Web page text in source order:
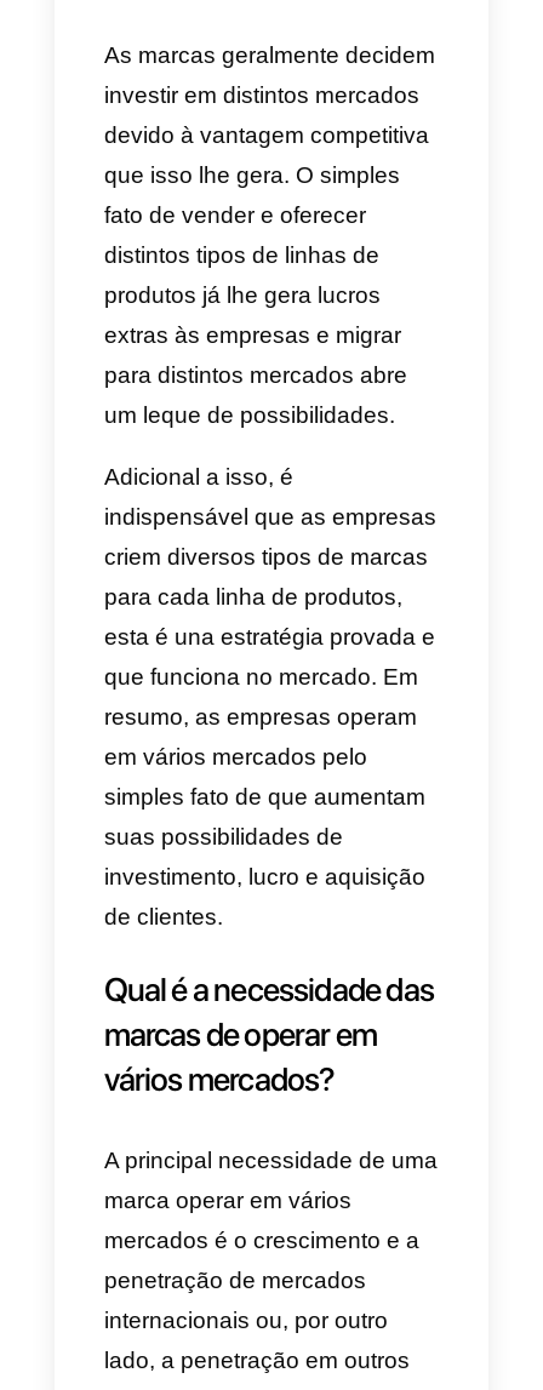
Devido a essas diferentes
razões a gente decidiu
compartilhar com você uma
forma muito interessante sobre
multimarca que opera em
vários mercados pode
centralizar as mensagens de
várias contas do WhatsApp,
Facebook Messenger,
Instagram Direct e Telegram
Por que as marcas operam em
vários mercados?
As marcas geralmente decidem
investir em distintos mercados
devido à vantagem competitiva
que isso lhe gera. O simples
distintos tipos de linhas de
produtos já lhe gera lucros
extras às empresas e migrar
um leque de possibilidades.
Adicional a isso, é
indispensável que as empresas
criem diversos tipos de marcas